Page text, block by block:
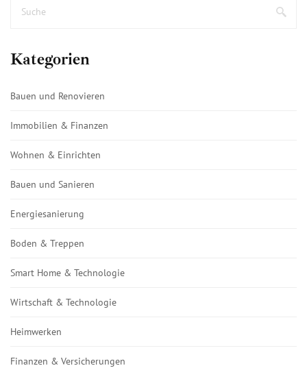
Kategorien
Bauen und Renovieren
Immobilien & Finanzen
Wohnen & Einrichten
Bauen und Sanieren
Energiesanierung
Boden & Treppen
Smart Home & Technologie
Wirtschaft & Technologie
Heimwerken
Finanzen & Versicherungen